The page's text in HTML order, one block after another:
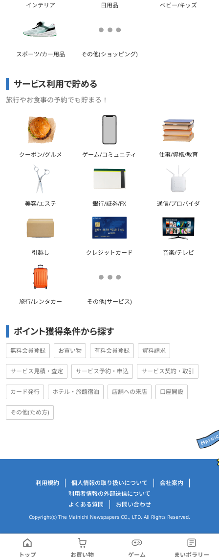
トップ お買い物 ゲーム まいポラリー
インテリア 日用品 ベビー/キッズ
スポーツ/カー用品 その他(ショッピング)
サービス利用で貯める
旅行やお食事の予約でも貯まる！
クーポン/グルメ ゲーム/コミュニティ 仕事/資格/教育
美容/エステ 銀行/証券/FX 通信/プロバイダ
引越し クレジットカード 音楽/テレビ
旅行/レンタカー その他(サービス)
ポイント獲得条件から探す
無料会員登録 お買い物 有料会員登録 資料請求
サービス見積・査定 サービス予約・申込 サービス契約・取引
カード発行 ホテル・旅館宿泊 店舗への来店 口座開設
その他(ため方)
運営会社情報利用規約 個人情報の取り扱いについて
会社案内
利用者情報の外部送信について
よくある質問
お問い合わせ
Copyright(c) The Mainichi Newspapers CO., LTD. All Rights Reserved.